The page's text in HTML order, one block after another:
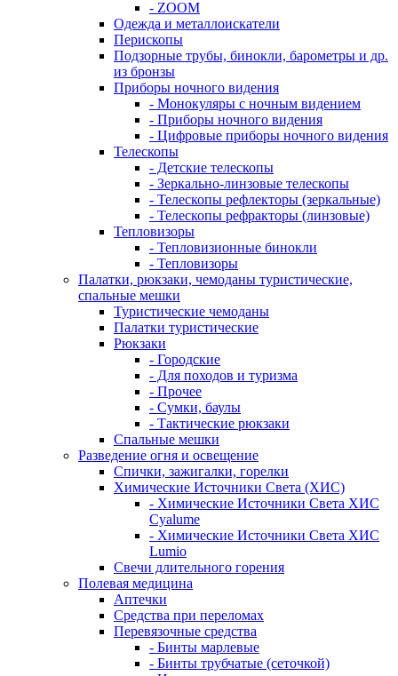
- ZOOM
Одежда и металлоискатели
Перископы
Подзорные трубы, бинокли, барометры и др.
из бронзы
Приборы ночного видения
- Монокуляры с ночным видением
- Приборы ночного видения
- Цифровые приборы ночного видения
Телескопы
- Детские телескопы
- Зеркально-линзовые телескопы
- Телескопы рефлекторы (зеркальные)
- Телескопы рефракторы (линзовые)
Тепловизоры
- Тепловизионные бинокли
- Тепловизоры
Палатки, рюкзаки, чемоданы туристические,
спальные мешки
Туристические чемоданы
Палатки туристические
Рюкзаки
- Городские
- Для походов и туризма
- Прочее
- Сумки, баулы
- Тактические рюкзаки
Спальные мешки
Разведение огня и освещение
Спички, зажигалки, горелки
Химические Источники Света (ХИС)
- Химические Источники Света ХИС
Cyalume
- Химические Источники Света ХИС
Lumio
Свечи длительного горения
Полевая медицина
Аптечки
Средства при переломах
Перевязочные средства
- Бинты марлевые
- Бинты трубчатые (сеточкой)